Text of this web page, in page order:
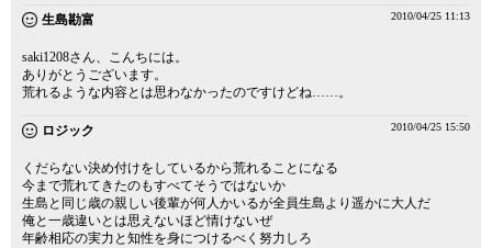
生島勘富 2010/04/25 11:13
saki1208さん、こんちには。
ありがとうございます。
荒れるような内容とは思わなかったのですけどね……。
ロジック 2010/04/25 15:50
くだらない決め付けをしているから荒れることになる
今まで荒れてきたのもすべてそうではないか
生島と同じ歳の親しい後輩が何人かいるが全員生島より遥かに大人だ
俺と一歳違いとは思えないほど情けないぜ
年齢相応の実力と知性を身につけるべく努力しろ